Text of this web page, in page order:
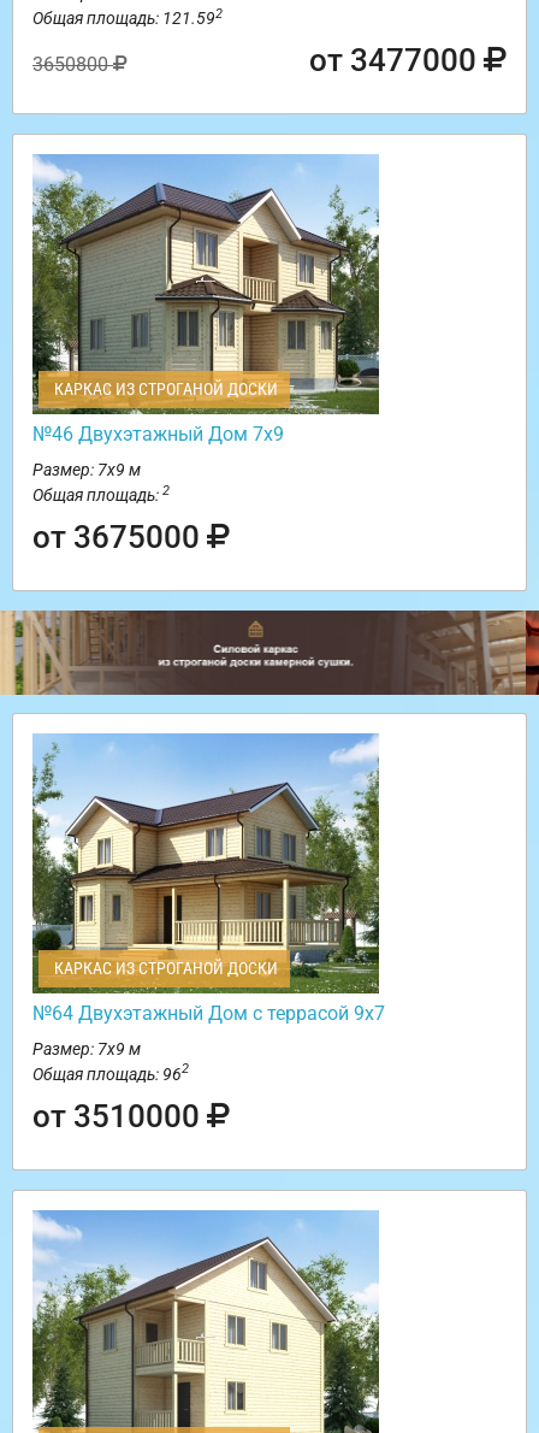
Общая площадь: 121.592
3650800 от 3477000
КАРКАС ИЗ СТРОГАНОЙ ДОСКИ
№46 Двухэтажный Дом 7х9
Размер: 7х9 м
Общая площадь: 2
от 3675000
КАРКАС ИЗ СТРОГАНОЙ ДОСКИ
№64 Двухэтажный Дом с террасой 9х7
Размер: 7х9 м
Общая площадь: 962
от 3510000